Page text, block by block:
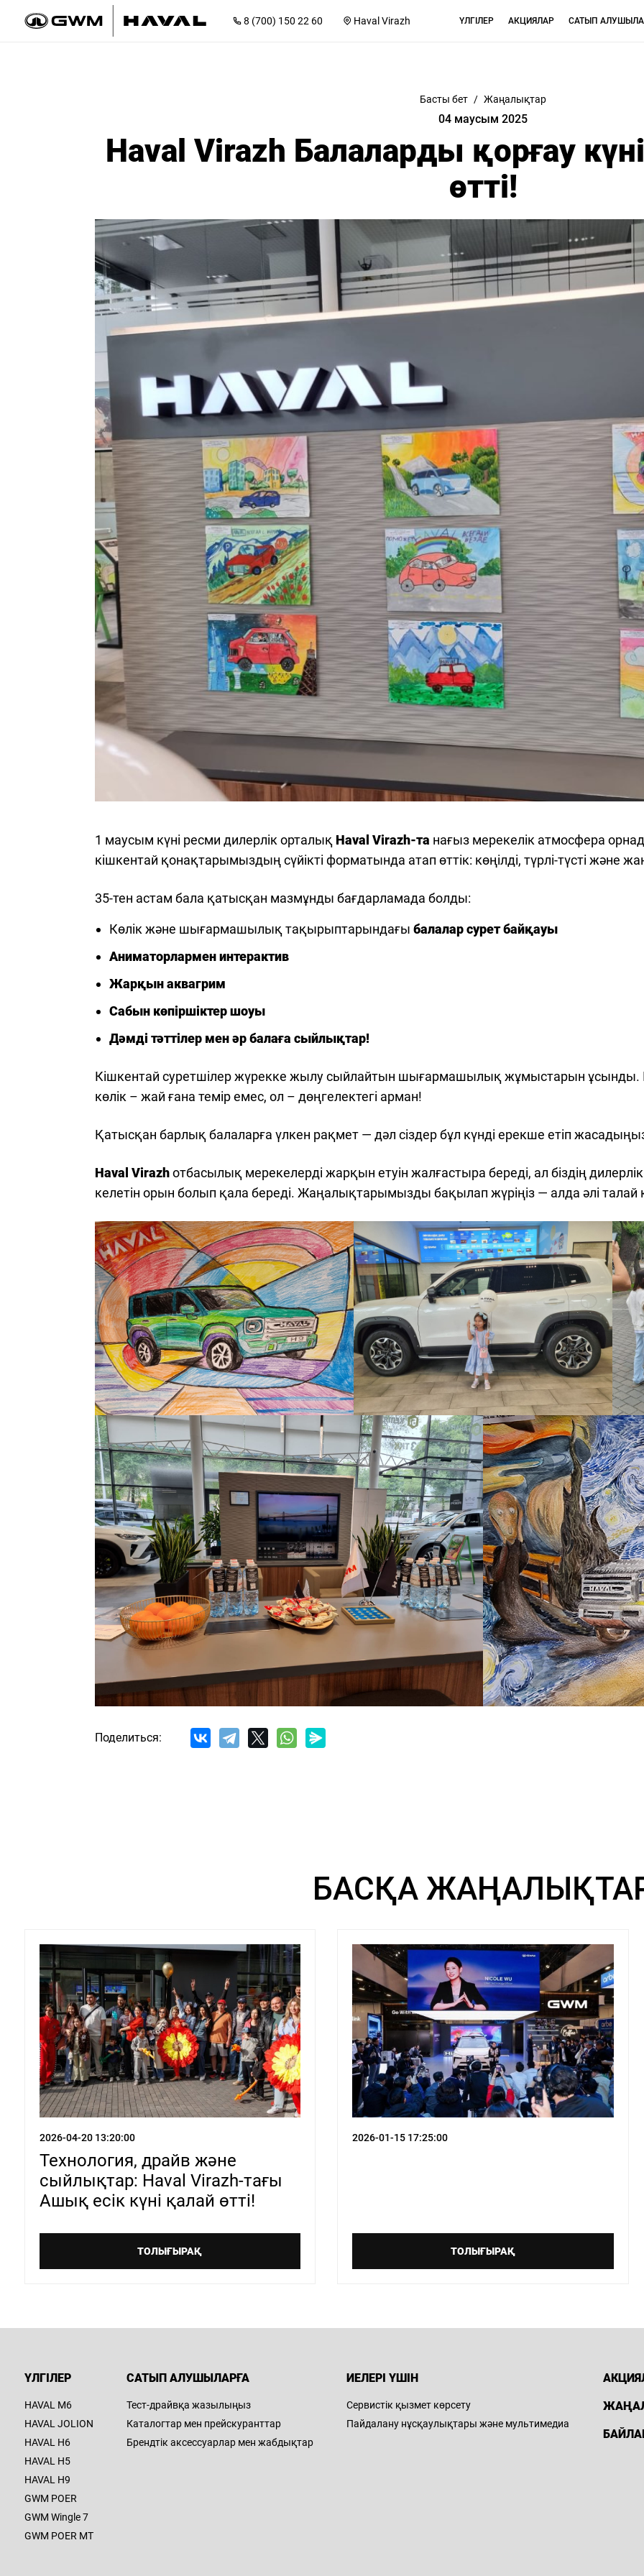
8 (700) 150 22 60 Haval Virazh ҮЛГІЛЕР АКЦИЯЛАР САТЫП
Басты бет / Жаңалықтар
04 маусым 2025
Haval Virazh Балаларды қорғау
өтті!
1 маусым күні ресми дилерлік орталық Haval Virazh-та нағыз мерекелік атмосфера
кішкентай қонақтарымыздың сүйікті форматында атап өттік: көңілді, түрлі-түсті және
35-тен астам бала қатысқан мазмұнды бағдарламада болды:
Көлік және шығармашылық тақырыптарындағы балалар сурет байқауы
Аниматорлармен интерактив
Жарқын аквагрим
Сабын көпіршіктер шоуы
Дәмді тәттілер мен әр балаға сыйлықтар!
Кішкентай суретшілер жүрекке жылу сыйлайтын шығармашылық жұмыстарын ұсынды.
көлік – жай ғана темір емес, ол – дөңгелектегі арман!
Қатысқан барлық балаларға үлкен рақмет — дәл сіздер бұл күнді ерекше етіп
Haval Virazhотбасылық мерекелерді жарқын етуін жалғастыра береді, ал біздің
келетін орын болып қала береді. Жаңалықтарымызды бақылап жүріңіз — алда әлі
Поделиться:
БАСҚА
2026-04-20 13:20:00
Технология, драйв және
сыйлықтар: Haval Virazh-тағы
Ашық есік күні қалай өтті!
ТОЛЫҒЫРАҚ
2026-01-15 17:25:00
ТОЛЫҒЫРАҚ
ҮЛГІЛЕР
HAVAL M6
HAVAL JOLION
HAVAL H6
HAVAL H5
HAVAL H9
GWM POER
GWM Wingle 7
GWM POER MT
САТЫП АЛУШЫЛАРҒА
Тест-драйвқа жазылыңыз
Каталогтар мен прейскуранттар
Брендтік аксессуарлар мен жабдықтар
ИЕЛЕРІ ҮШІН
Сервистік қызмет көрсету
Пайдалану нұсқаулықтары және мультимедиа